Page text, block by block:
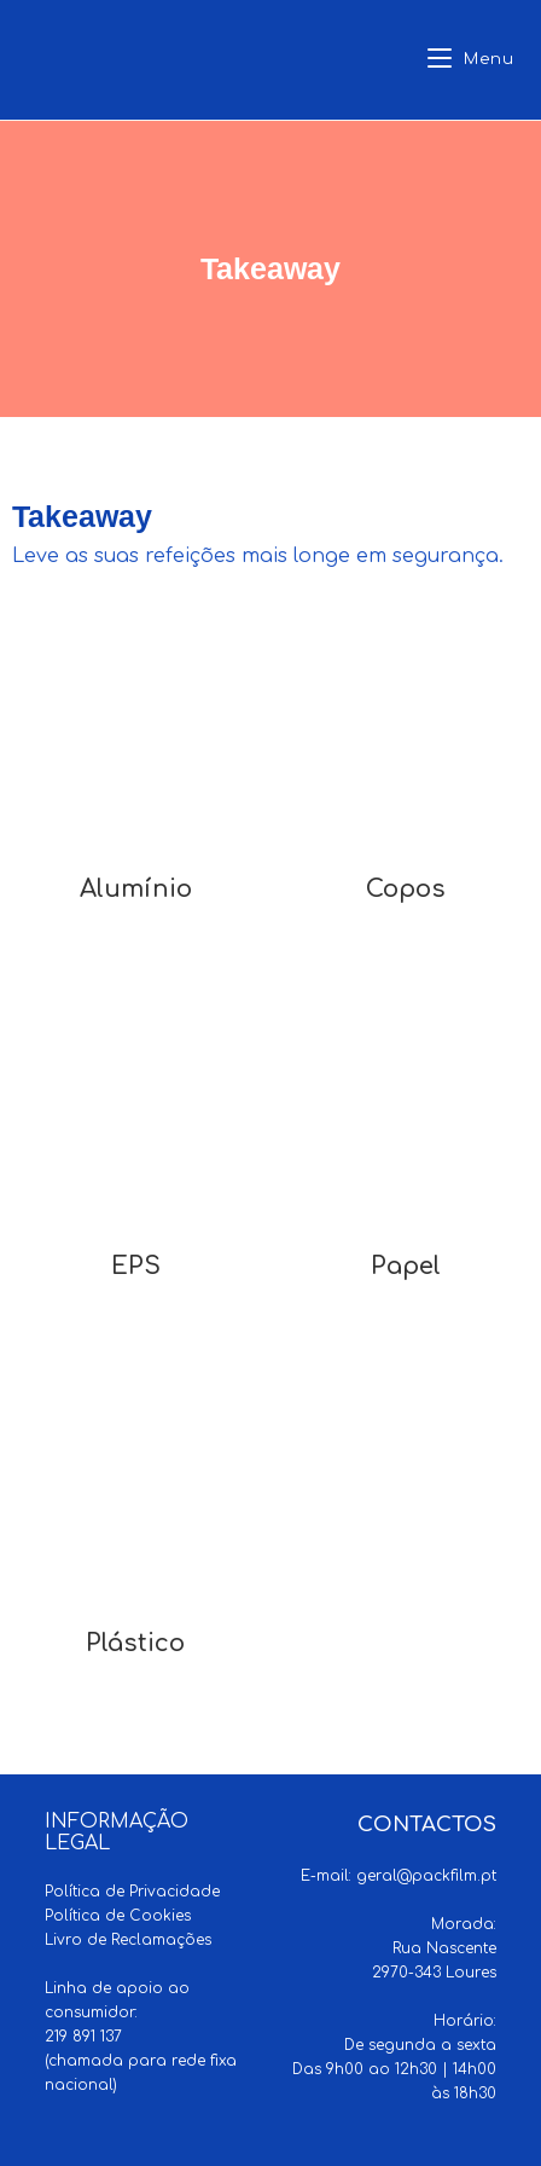
Menu
Takeaway
Takeaway
Leve as suas refeições mais longe em segurança.
Alumínio Copos
EPS Papel
Plástico
INFORMAÇÃO
LEGAL
Política de Privacidade
Política de Cookies
Livro de Reclamações
Linha de apoio ao
consumidor:
219 891 137
(chamada para rede fixa
nacional)
CONTACTOS
E-mail: geral@packfilm.pt
Morada:
Rua Nascente
2970-343 Loures
Horário:
De segunda a sexta
Das 9h00 ao 12h30 | 14h00
às 18h30